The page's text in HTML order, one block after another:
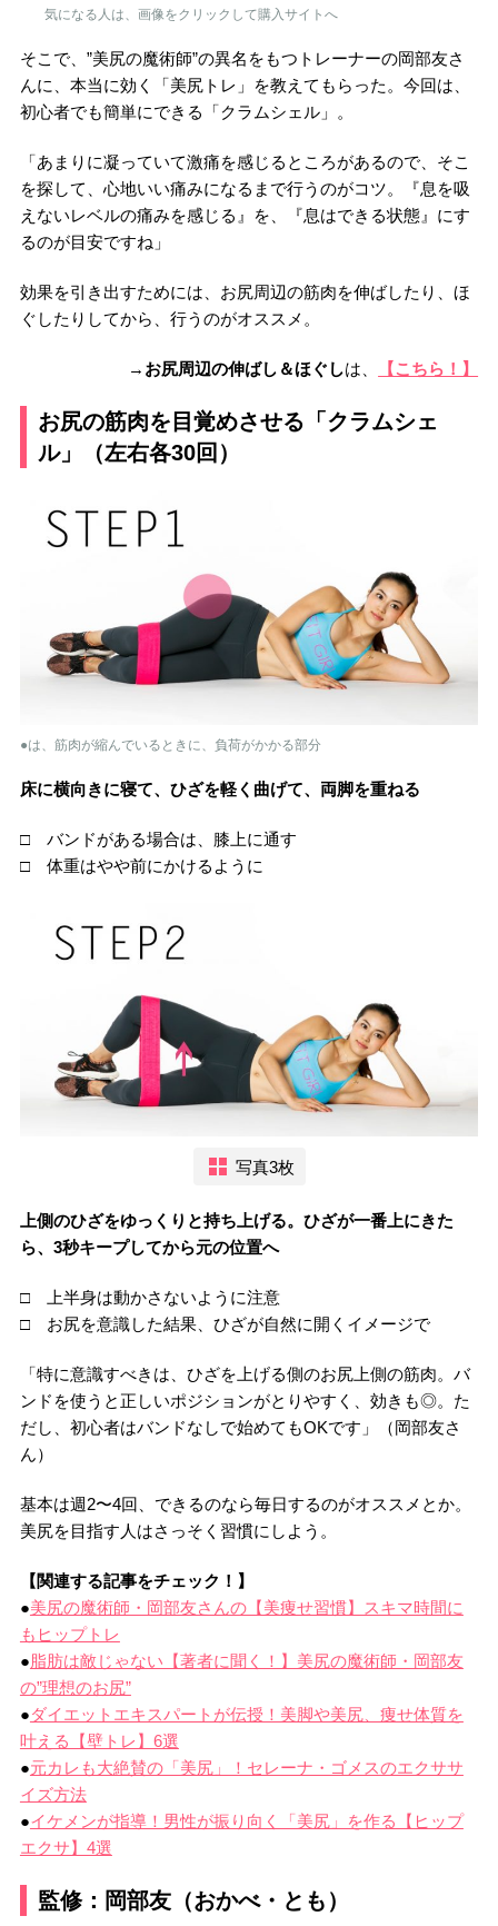
気になる人は、画像をクリックして購入サイトへ
そこで、”美尻の魔術師”の異名をもつトレーナーの岡部友さ
んに、本当に効く「美尻トレ」を教えてもらった。今回は、
初心者でも簡単にできる「クラムシェル」。
「あまりに凝っていて激痛を感じるところがあるので、そこ
を探して、心地いい痛みになるまで行うのがコツ。『息を吸
えないレベルの痛みを感じる』を、『息はできる状態』にす
るのが目安ですね」
効果を引き出すためには、お尻周辺の筋肉を伸ばしたり、ほ
ぐしたりしてから、行うのがオススメ。
→ お尻周辺の伸ばし＆ほぐしは、 【こちら！】
お尻の筋肉を目覚めさせる「クラムシェ
ル」（左右各30回）
●は、筋肉が縮んでいるときに、負荷がかかる部分
床に横向きに寝て、ひざを軽く曲げて、両脚を重ねる
□ バンドがある場合は、膝上に通す
□ 体重はやや前にかけるように
写真3枚
上側のひざをゆっくりと持ち上げる。ひざが一番上にきた
ら、3秒キープしてから元の位置へ
□ 上半身は動かさないように注意
□ お尻を意識した結果、ひざが自然に開くイメージで
「特に意識すべきは、ひざを上げる側のお尻上側の筋肉。バ
ンドを使うと正しいポジションがとりやすく、効きも◎。た
だし、初心者はバンドなしで始めてもOKです」（岡部友さ
ん）
基本は週2〜4回、できるのなら毎日するのがオススメとか。
美尻を目指す人はさっそく習慣にしよう。
【関連する記事をチェック！】
●美尻の魔術師・岡部友さんの【美痩せ習慣】スキマ時間に
もヒップトレ
●脂肪は敵じゃない【著者に聞く！】美尻の魔術師・岡部友
の”理想のお尻”
●ダイエットエキスパートが伝授！美脚や美尻、痩せ体質を
叶える【壁トレ】6選
●元カレも大絶賛の「美尻」！セレーナ・ゴメスのエクササ
イズ方法
●イケメンが指導！男性が振り向く「美尻」を作る【ヒップ
エクサ】4選
監修：岡部友（おかべ・とも）